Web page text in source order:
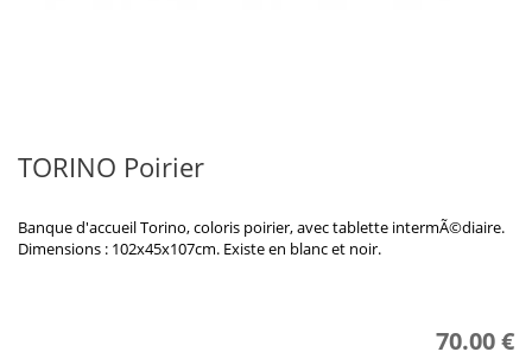
TORINO Poirier
Banque d'accueil Torino, coloris poirier, avec tablette intermÃ©diaire.
Dimensions : 102x45x107cm. Existe en blanc et noir.
70.00 €